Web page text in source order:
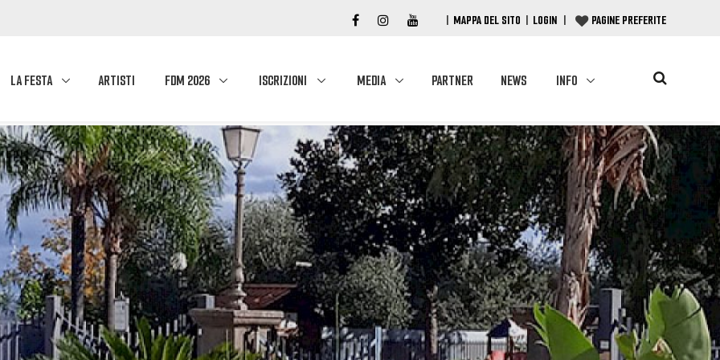
| MAPPA DEL SITO | LOGIN | PAGINE PREFERITE
LA FESTA ARTISTI FDM 2026 ISCRIZIONI MEDIA PARTNER NEWS INFO